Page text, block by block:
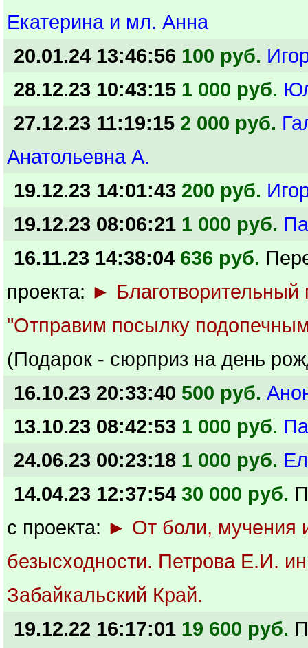
Екатерина и мл. Анна
20.01.24 13:46:56 100 руб.
28.12.23 10:43:15 1 000 руб.
27.12.23 11:19:15 2 000 руб.
Анатольевна А.
19.12.23 14:01:43 200 руб.
19.12.23 08:06:21 1 000 руб.
16.11.23 14:38:04 636 руб.
проекта: ►
"Отправим посылку
(Подарок - сюрприз на день
16.10.23 20:33:40 500 руб.
13.10.23 08:42:53 1 000 руб.
24.06.23 00:23:18 1 000 руб.
14.04.23 12:37:54 30 000 руб.
с проекта: ► От боли, мучения
безысходности. Петрова Е.И.
Забайкальский Край.
19.12.22 16:17:01 19 600 руб.